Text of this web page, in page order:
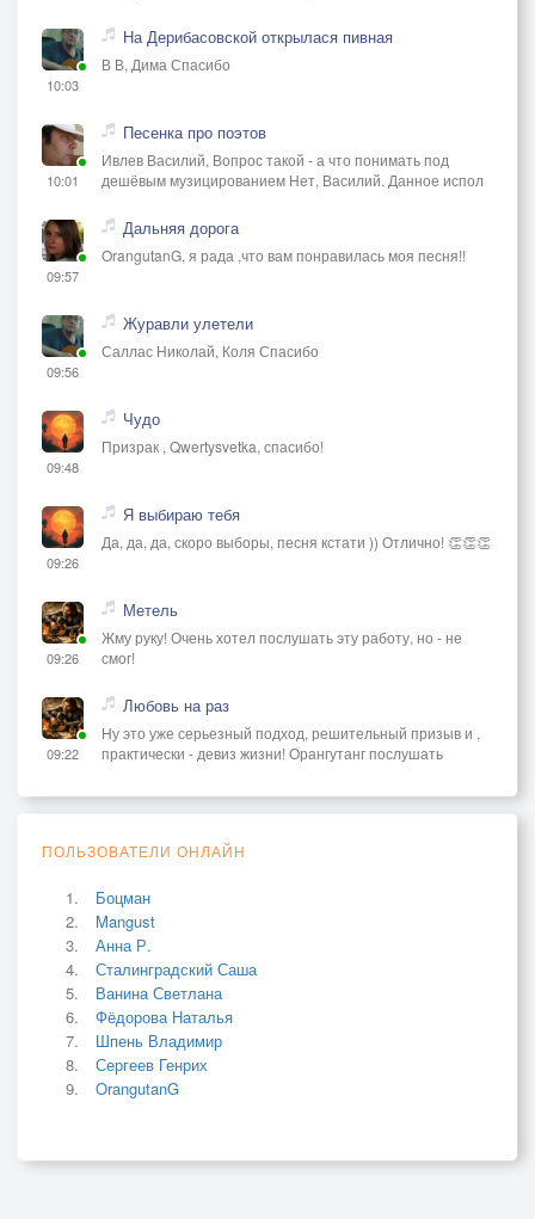
10:03
На Дерибасовской открылася пивная
В В, Дима Спасибо
10:01
Песенка про поэтов
Ивлев Василий, Вопрос такой - а что понимать под
дешёвым музицированием Нет, Василий. Данное испол
09:57
Дальняя дорога
OrangutanG, я рада ,что вам понравилась моя песня!!
09:56
Журавли улетели
Саллас Николай, Коля Спасибо
09:48
Чудо
Призрак , Qwertysvetka, спасибо!
09:26
Я выбираю тебя
Да, да, да, скоро выборы, песня кстати )) Отлично! 👏👏👏
09:26
Метель
Жму руку! Очень хотел послушать эту работу, но - не
смог!
09:22
Любовь на раз
Ну это уже серьезный подход, решительный призыв и ,
практически - девиз жизни! Орангутанг послушать
ПОЛЬЗОВАТЕЛИ ОНЛАЙН
Боцман
Mangust
Анна Р.
Сталинградский Саша
Ванина Светлана
Фёдорова Наталья
Шпень Владимир
Сергеев Генрих
OrangutanG